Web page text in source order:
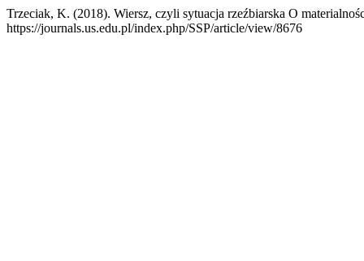
Trzeciak, K. (2018). Wiersz, czyli sytuacja rzeźbiarska O
https://journals.us.edu.pl/index.php/SSP/article/view/8676